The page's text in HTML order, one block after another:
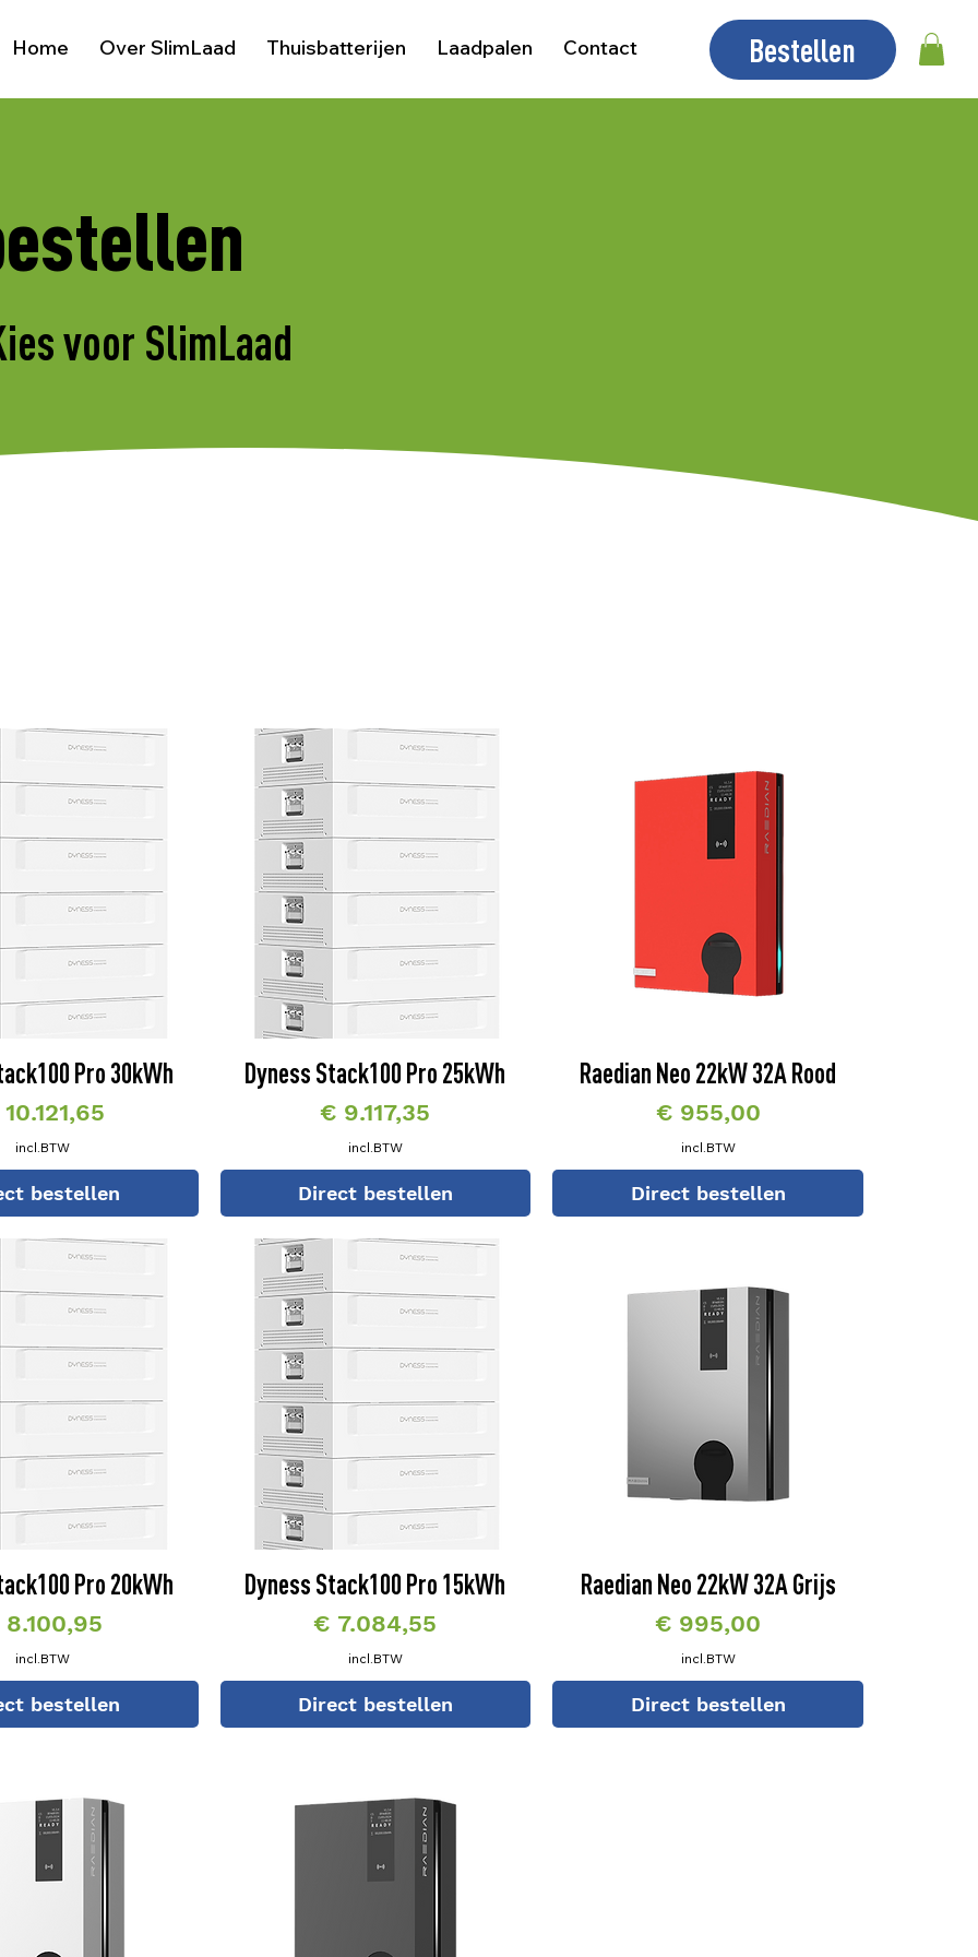
Home Over SlimLaad Thuisbatterijen Laadpalen Contact Bestellen
voor SlimLaad
Pro 30kWh
incl.BTW
bestellen
Dyness Stack100 Pro 25kWh
Prijs
€ 9.117,35
incl.BTW
Direct bestellen
Raedian Neo 22kW 32A Rood
Prijs
€ 955,00
incl.BTW
Direct bestellen
Pro 20kWh
incl.BTW
bestellen
Dyness Stack100 Pro 15kWh
Prijs
€ 7.084,55
incl.BTW
Direct bestellen
Raedian Neo 22kW 32A Grijs
Prijs
€ 995,00
incl.BTW
Direct bestellen